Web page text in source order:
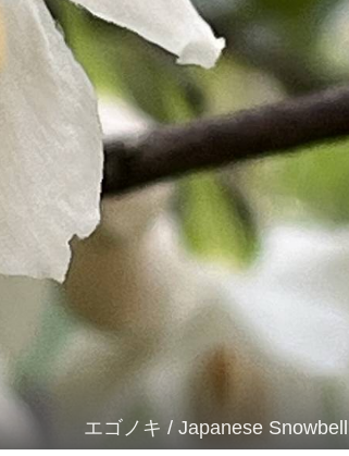
エゴノキ / Japanese Snowbell